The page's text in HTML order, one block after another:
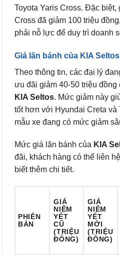
Toyota Yaris Cross. Đặc biệt,
Cross đã giảm 100 triệu
phải nỗ lực để duy trì doanh
Giá lăn bánh của KIA
Theo thông tin, các đại lý
ưu đãi giảm 40-50 triệu đồng
KIA Seltos. Mức giảm này
tốt hơn với Hyundai Creta và
mẫu xe đang có mức giảm
Mức giá lăn bánh của KIA
đãi, khách hàng có thể liên
biết thêm chi tiết.
PHIÊN
BẢN
GIÁ
NIÊM
YẾT
CŨ
(TRIỆU
ĐỒNG)
GIÁ
NIÊM
YẾT
MỚI
(TRIỆU
ĐỒNG)